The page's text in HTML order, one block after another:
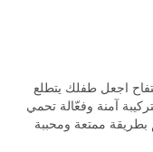
أسنان للأطفال 75 جرام بالتفاح اجعل طفلك يتطلع
آمنة وفعّالة تحمي
بطريقة ممتعة ومحببة